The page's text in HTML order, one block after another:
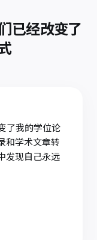
已经改变了
了我的学位论
和学术文章转
发现自己永远